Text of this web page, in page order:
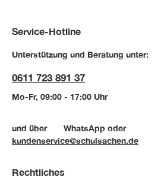
Service-Hotline
Unterstützung und Beratung unter:
0611 723 891 37
Mo-Fr, 09:00 - 17:00 Uhr
und über WhatsApp oder
kundenservice@schulsachen.de
Rechtliches